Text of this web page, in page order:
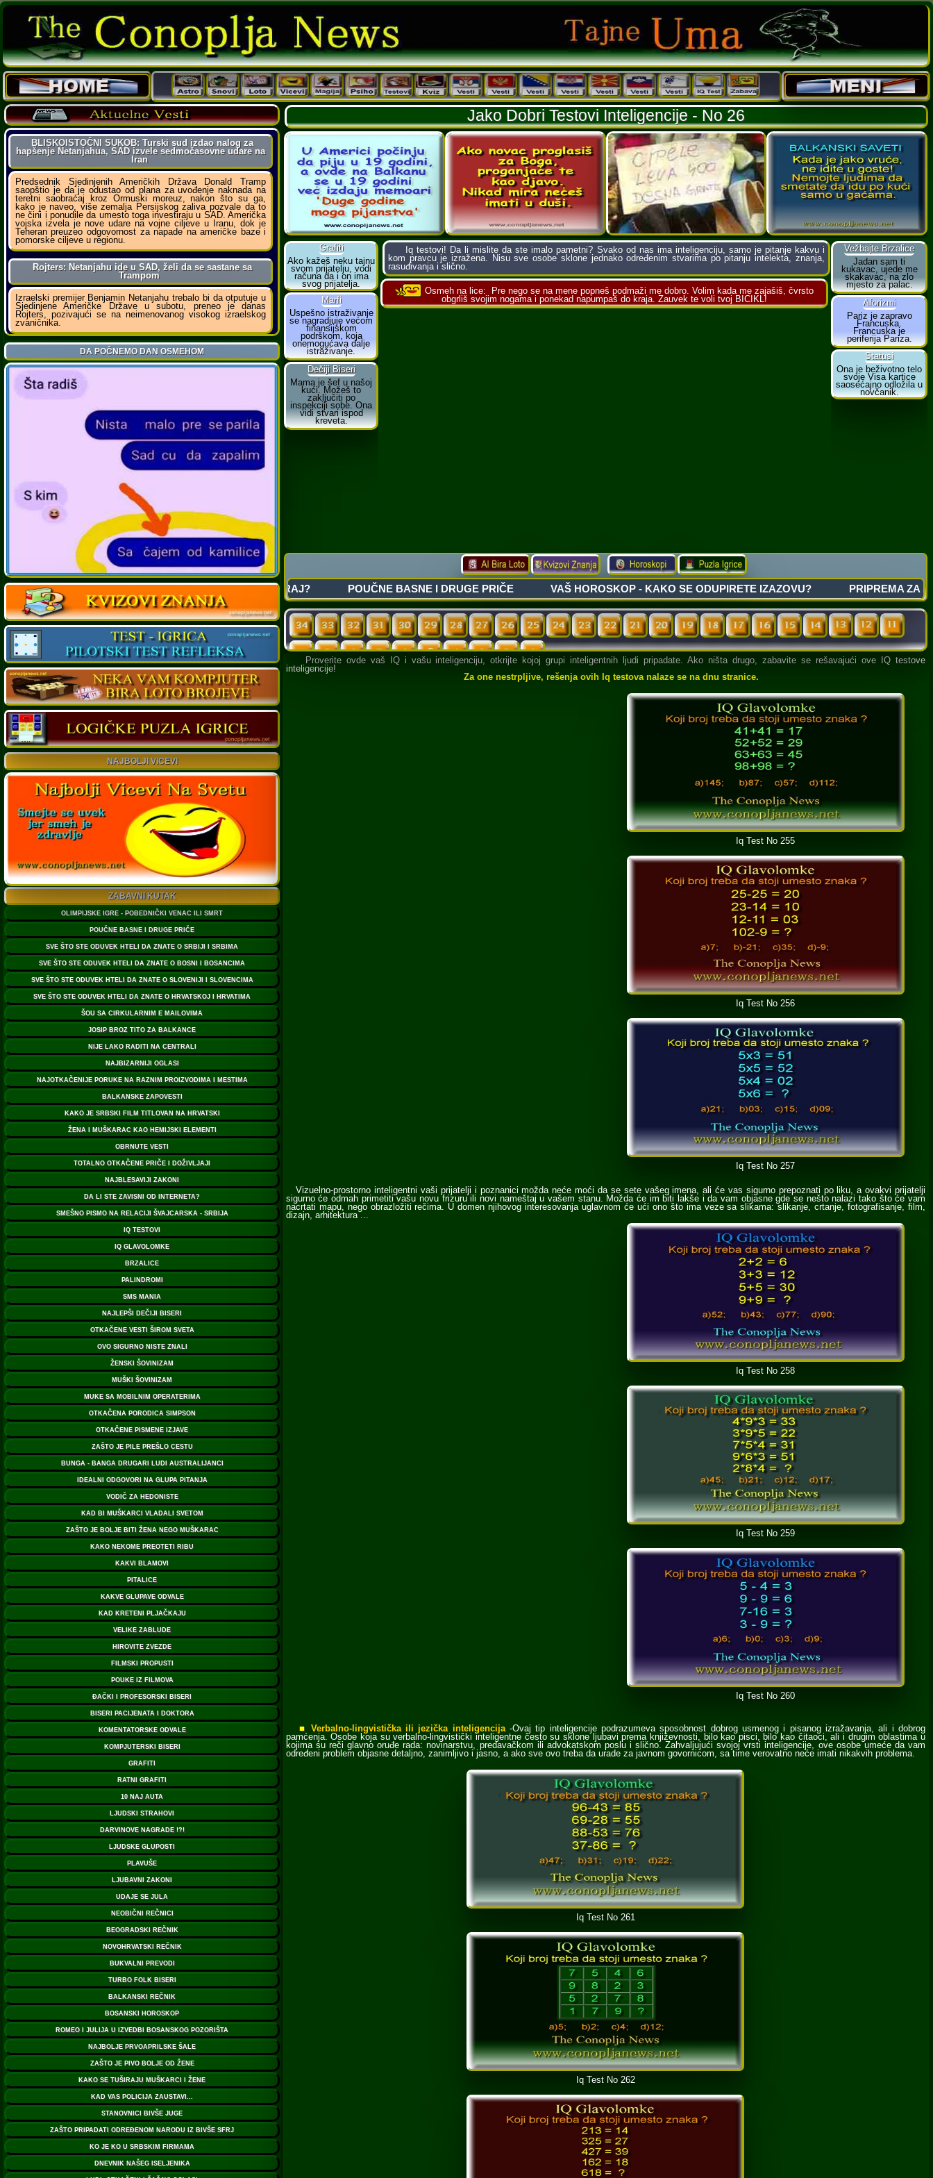
Jako Dobri Testovi Inteligencije - No 26
Iq testovi! Da li mislite da ste imalo pametni? Svako od nas ima inteligenciju, samo je pitanje kakvu i
kom pravcu je izražena. Nisu sve osobe sklone jednako određenim stvarima po pitanju intelekta, znanja,
rasuđivanja i slično.
Osmeh na lice:
Pre nego se na mene popneš podmaži me dobro. Volim kada me zajašiš, čvrsto
obgrliš svojim nogama i ponekad napumpaš do kraja. Zauvek te voli tvoj BICIKL!
Proverite ovde vaš IQ i vašu inteligenciju, otkrijte kojoj grupi inteligentnih ljudi pripadate. Ako ništa drugo, zabavite se rešavajući ove IQ testove
inteligencije!
Za one nestrpljive, rešenja ovih Iq testova nalaze se na dnu stranice.
Iq Test No 255
Iq Test No 256
Iq Test No 257
Vizuelno-prostorno inteligentni vaši prijatelji i poznanici možda neće moći da se sete vašeg imena, ali će vas sigurno prepoznati po liku, a ovakvi prijatelji
sigurno će odmah primetiti vašu novu frizuru ili novi nameštaj u vašem stanu. Možda će im biti lakše i da vam objasne gde se nešto nalazi tako što će vam
nacrtati mapu, nego obrazložiti rečima. U domen njihovog interesovanja uglavnom će ući ono što ima veze sa slikama: slikanje, crtanje, fotografisanje, film,
dizajn, arhitektura ...
Iq Test No 258
Iq Test No 259
Iq Test No 260
■ Verbalno-lingvistička ili jezička inteligencija-Ovaj tip inteligencije podrazumeva sposobnost dobrog usmenog i pisanog izražavanja, ali i dobrog
pamćenja. Osobe koja su verbalno-lingvistički inteligentne često su sklone ljubavi prema književnosti, bilo kao pisci, bilo kao čitaoci, ali i drugim oblastima u
kojima su reči glavno oruđe rada: novinarstvu, predavačkom ili advokatskom poslu i slično. Zahvaljujući svojoj vrsti inteligencije, ove osobe umeće da vam
određeni problem objasne detaljno, zanimljivo i jasno, a ako sve ovo treba da urade za javnom govornicom, sa time verovatno neće imati nikakvih problema.
Iq Test No 261
Iq Test No 262